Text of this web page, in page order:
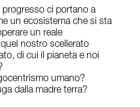
progresso ci portano a
un ecosistema che si sta
un reale
nostro scellerato
di cui il pianeta e noi
umano?
dalla madre terra?